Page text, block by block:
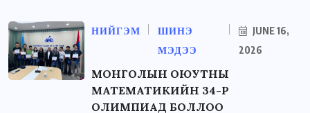
НИЙГЭМ
ШИНЭ
МЭДЭЭ
JUNE 16,
2026
МОНГОЛЫН ОЮУТНЫ
МАТЕМАТИКИЙН 34-Р
ОЛИМПИАД БОЛЛОО